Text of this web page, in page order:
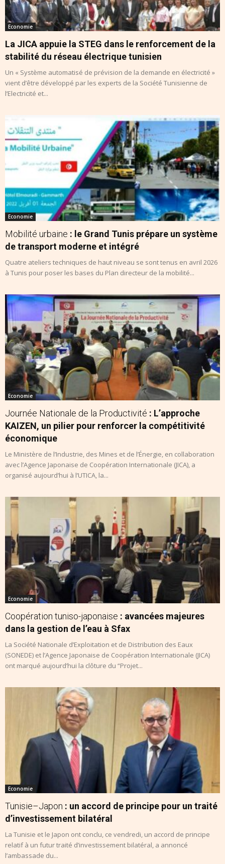
Economie
La JICA appuie la STEG dans le renforcement de la
stabilité du réseau électrique tunisien
Un « Système automatisé de prévision de la demande en électricité »
vient d’être développé par les experts de la Société Tunisienne de
l’Electricité et...
Economie
Mobilité urbaine : le Grand Tunis prépare un système
de transport moderne et intégré
Quatre ateliers techniques de haut niveau se sont tenus en avril 2026
à Tunis pour poser les bases du Plan directeur de la mobilité...
Economie
Journée Nationale de la Productivité : L’approche
KAIZEN, un pilier pour renforcer la compétitivité
économique
Le Ministère de l’Industrie, des Mines et de l’Énergie, en collaboration
avec l’Agence Japonaise de Coopération Internationale (JICA), a
organisé aujourd’hui à l’UTICA, la...
Economie
Coopération tuniso-japonaise : avancées majeures
dans la gestion de l’eau à Sfax
La Société Nationale d’Exploitation et de Distribution des Eaux
(SONEDE) et l’Agence Japonaise de Coopération Internationale (JICA)
ont marqué aujourd’hui la clôture du “Projet...
Economie
Tunisie–Japon : un accord de principe pour un traité
d’investissement bilatéral
La Tunisie et le Japon ont conclu, ce vendredi, un accord de principe
relatif à un futur traité d’investissement bilatéral, a annoncé
l’ambassade du...